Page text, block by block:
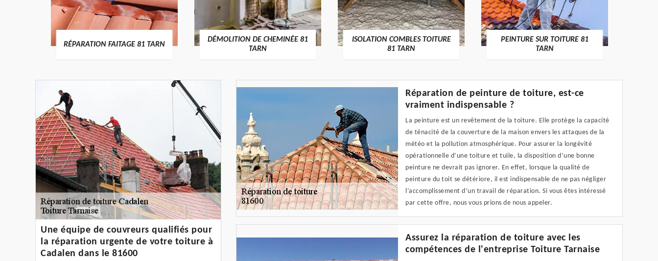
RÉPARATION FAITAGE 81 TARN
DÉMOLITION DE CHEMINÉE 81
TARN
ISOLATION COMBLES TOITURE
81 TARN
PEINTURE SUR TOITURE 81
TARN
Une équipe de couvreurs qualifiés pour
la réparation urgente de votre toiture à
Cadalen dans le 81600
Réparation de peinture de toiture, est-ce
vraiment indispensable ?
La peinture est un revêtement de la toiture. Elle protège la capacité
de ténacité de la couverture de la maison envers les attaques de la
météo et la pollution atmosphérique. Pour assurer la longévité
opérationnelle d’une toiture et tuile, la disposition d’une bonne
peinture ne devrait pas ignorer. En effet, lorsque la qualité de
peinture du toit se détériore, il est indispensable de ne pas négliger
l’accomplissement d’un travail de réparation. Si vous êtes intéressé
par cette offre, nous vous prions de nous appeler.
Assurez la réparation de toiture avec les
compétences de l'entreprise Toiture Tarnaise